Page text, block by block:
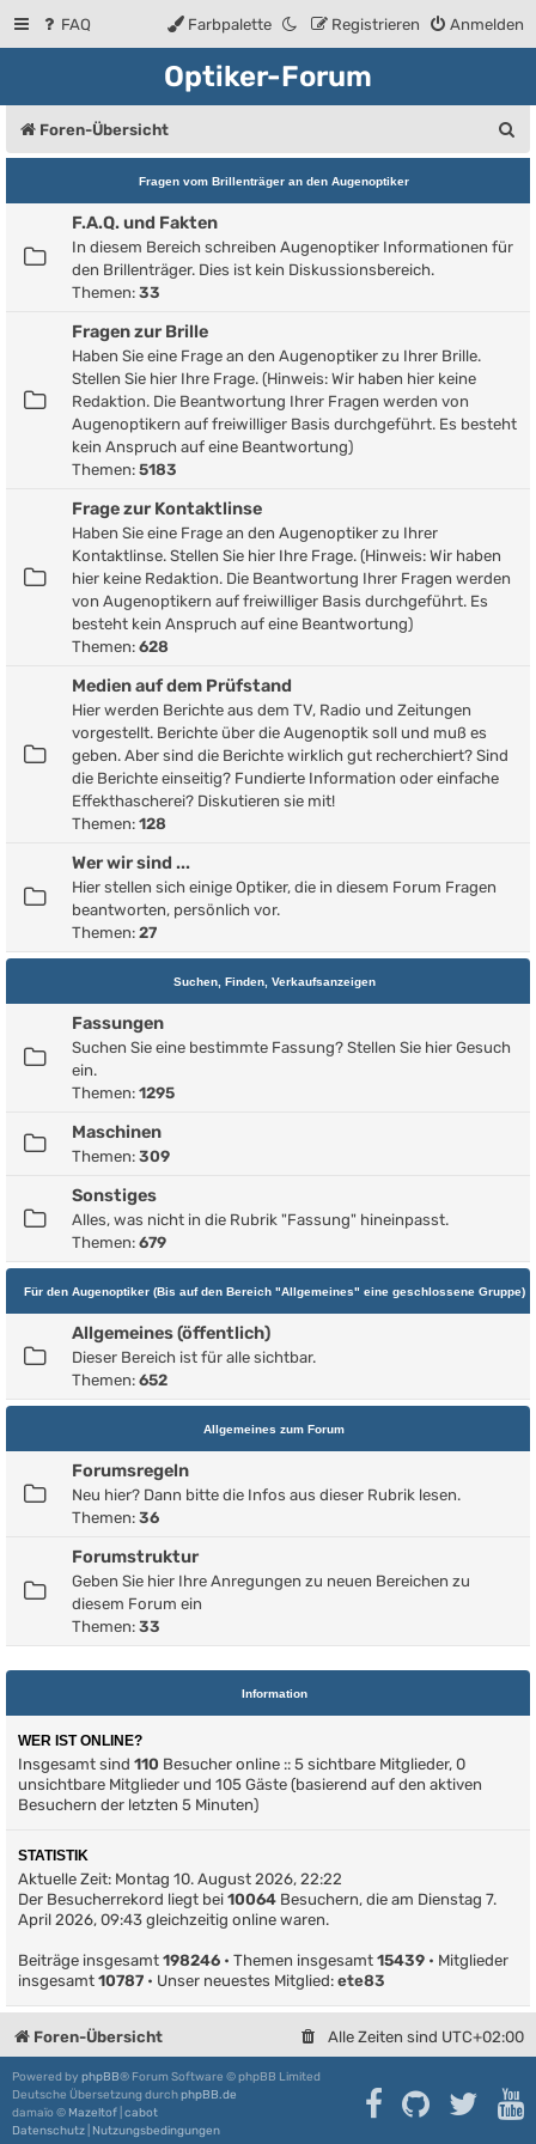
FAQ Anmelden
Registrieren
Farbpalette
Optiker-Forum
Foren-Übersicht
u
Fragen vom Brillenträger an den Augenoptiker
F.A.Q. und Fakten
In diesem Bereich schreiben Augenoptiker Informationen für
den Brillenträger. Dies ist kein Diskussionsbereich.
Themen: 33
Fragen zur Brille
Haben Sie eine Frage an den Augenoptiker zu Ihrer Brille.
Stellen Sie hier Ihre Frage. (Hinweis: Wir haben hier keine
Redaktion. Die Beantwortung Ihrer Fragen werden von
Augenoptikern auf freiwilliger Basis durchgeführt. Es besteht
kein Anspruch auf eine Beantwortung)
Themen: 5183
Frage zur Kontaktlinse
Haben Sie eine Frage an den Augenoptiker zu Ihrer
Kontaktlinse. Stellen Sie hier Ihre Frage. (Hinweis: Wir haben
hier keine Redaktion. Die Beantwortung Ihrer Fragen werden
von Augenoptikern auf freiwilliger Basis durchgeführt. Es
besteht kein Anspruch auf eine Beantwortung)
Themen: 628
Medien auf dem Prüfstand
Hier werden Berichte aus dem TV, Radio und Zeitungen
vorgestellt. Berichte über die Augenoptik soll und muß es
geben. Aber sind die Berichte wirklich gut recherchiert? Sind
die Berichte einseitig? Fundierte Information oder einfache
Effekthascherei? Diskutieren sie mit!
Themen: 128
Wer wir sind ...
Hier stellen sich einige Optiker, die in diesem Forum Fragen
beantworten, persönlich vor.
Themen: 27
Suchen, Finden, Verkaufsanzeigen
Fassungen
Suchen Sie eine bestimmte Fassung? Stellen Sie hier Gesuch
ein.
Themen: 1295
Maschinen
Themen: 309
Sonstiges
Alles, was nicht in die Rubrik "Fassung" hineinpasst.
Themen: 679
Für den Augenoptiker (Bis auf den Bereich "Allgemeines" eine geschlossene Gruppe)
Allgemeines (öffentlich)
Dieser Bereich ist für alle sichtbar.
Themen: 652
Allgemeines zum Forum
Forumsregeln
Neu hier? Dann bitte die Infos aus dieser Rubrik lesen.
Themen: 36
Forumstruktur
Geben Sie hier Ihre Anregungen zu neuen Bereichen zu
diesem Forum ein
Themen: 33
Information
WER IST ONLINE?
Insgesamt sind 110 Besucher online :: 5 sichtbare Mitglieder, 0
unsichtbare Mitglieder und 105 Gäste (basierend auf den aktiven
Besuchern der letzten 5 Minuten)
STATISTIK
Aktuelle Zeit: Montag 10. August 2026, 22:22
Der Besucherrekord liegt bei 10064 Besuchern, die am Dienstag 7.
April 2026, 09:43 gleichzeitig online waren.
Beiträge insgesamt 198246 • Themen insgesamt 15439 • Mitglieder
insgesamt 10787 • Unser neuestes Mitglied: ete83
Foren-Übersicht Alle Zeiten sind UTC+02:00
Powered by phpBB® Forum Software © phpBB Limited
Deutsche Übersetzung durchphpBB.de
damaïo © Mazeltof cabot
Datenschutz Nutzungsbedingungen